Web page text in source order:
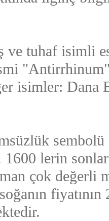
ve tuhaf isimli
isimler: Dana
1600 lerin
çok değerli